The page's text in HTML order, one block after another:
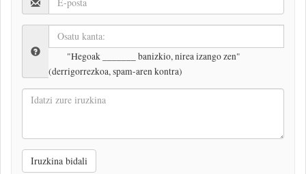
"Hegoak _______ banizkio, nirea izango zen"
(derrigorrezkoa, spam-aren kontra)
Idatzi
Iruzkina bidali